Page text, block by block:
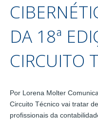
DA 18ª
CIRCUITO
Por Lorena Molter
Circuito Técnico vai tratar
profissionais da